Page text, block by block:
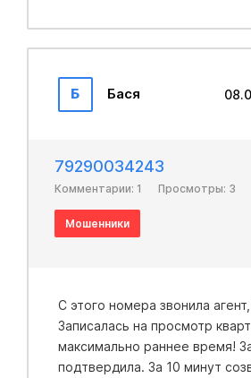
Б Бася
79290034243
Комментарии: 1 Просмотры: 3
Мошенники
С этого номера звонила
Записалась на просмотр
максимально раннее время!
подтвердила. За 10 минут